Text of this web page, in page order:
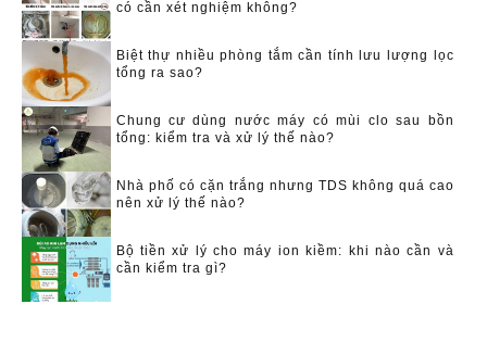
có cần xét nghiệm không?
Biệt thự nhiều phòng tắm cần tính lưu lượng lọc
tổng ra sao?
Chung cư dùng nước máy có mùi clo sau bồn
tổng: kiểm tra và xử lý thế nào?
Nhà phố có cặn trắng nhưng TDS không quá cao
nên xử lý thế nào?
Bộ tiền xử lý cho máy ion kiềm: khi nào cần và
cần kiểm tra gì?